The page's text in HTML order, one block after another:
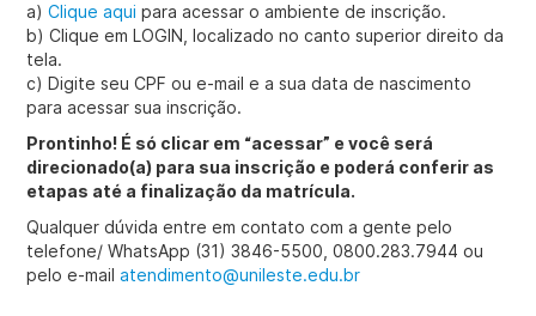
a)Clique aqui para acessar o ambiente de inscrição.
b) Clique em LOGIN, localizado no canto superior direito da
tela.
c) Digite seu CPF ou e-mail e a sua data de nascimento
para acessar sua inscrição.
Prontinho! É só clicar em “acessar” e você será
direcionado(a) para sua inscrição e poderá conferir as
etapas até a finalização da matrícula.
Qualquer dúvida entre em contato com a gente pelo
telefone/ WhatsApp (31) 3846-5500, 0800.283.7944 ou
pelo e-mailatendimento@unileste.edu.br